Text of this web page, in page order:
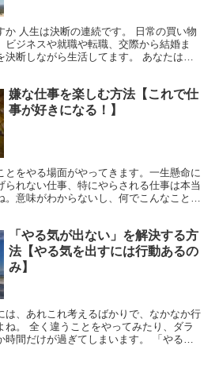
か 人生は決断の連続です。 日常の買い物
ビジネスや就職や転職、交際から結婚ま
断しながら生活してます。 あなたは物
嫌な仕事を楽しむ方法【これで仕
事が好きになる！】
とをやる場面がやってきます。一生懸命に
られない仕事、特にやらされる仕事は本当
意味がわからないし、何でこんなことや
「やる気が出ない」を解決する方
法【やる気を出すには行動あるの
み】
は、あれこれ考えるばかりで、なかなか行
ね。 全く違うことをやってみたり、ダラ
間だけが過ぎてしまいます。 「やる気